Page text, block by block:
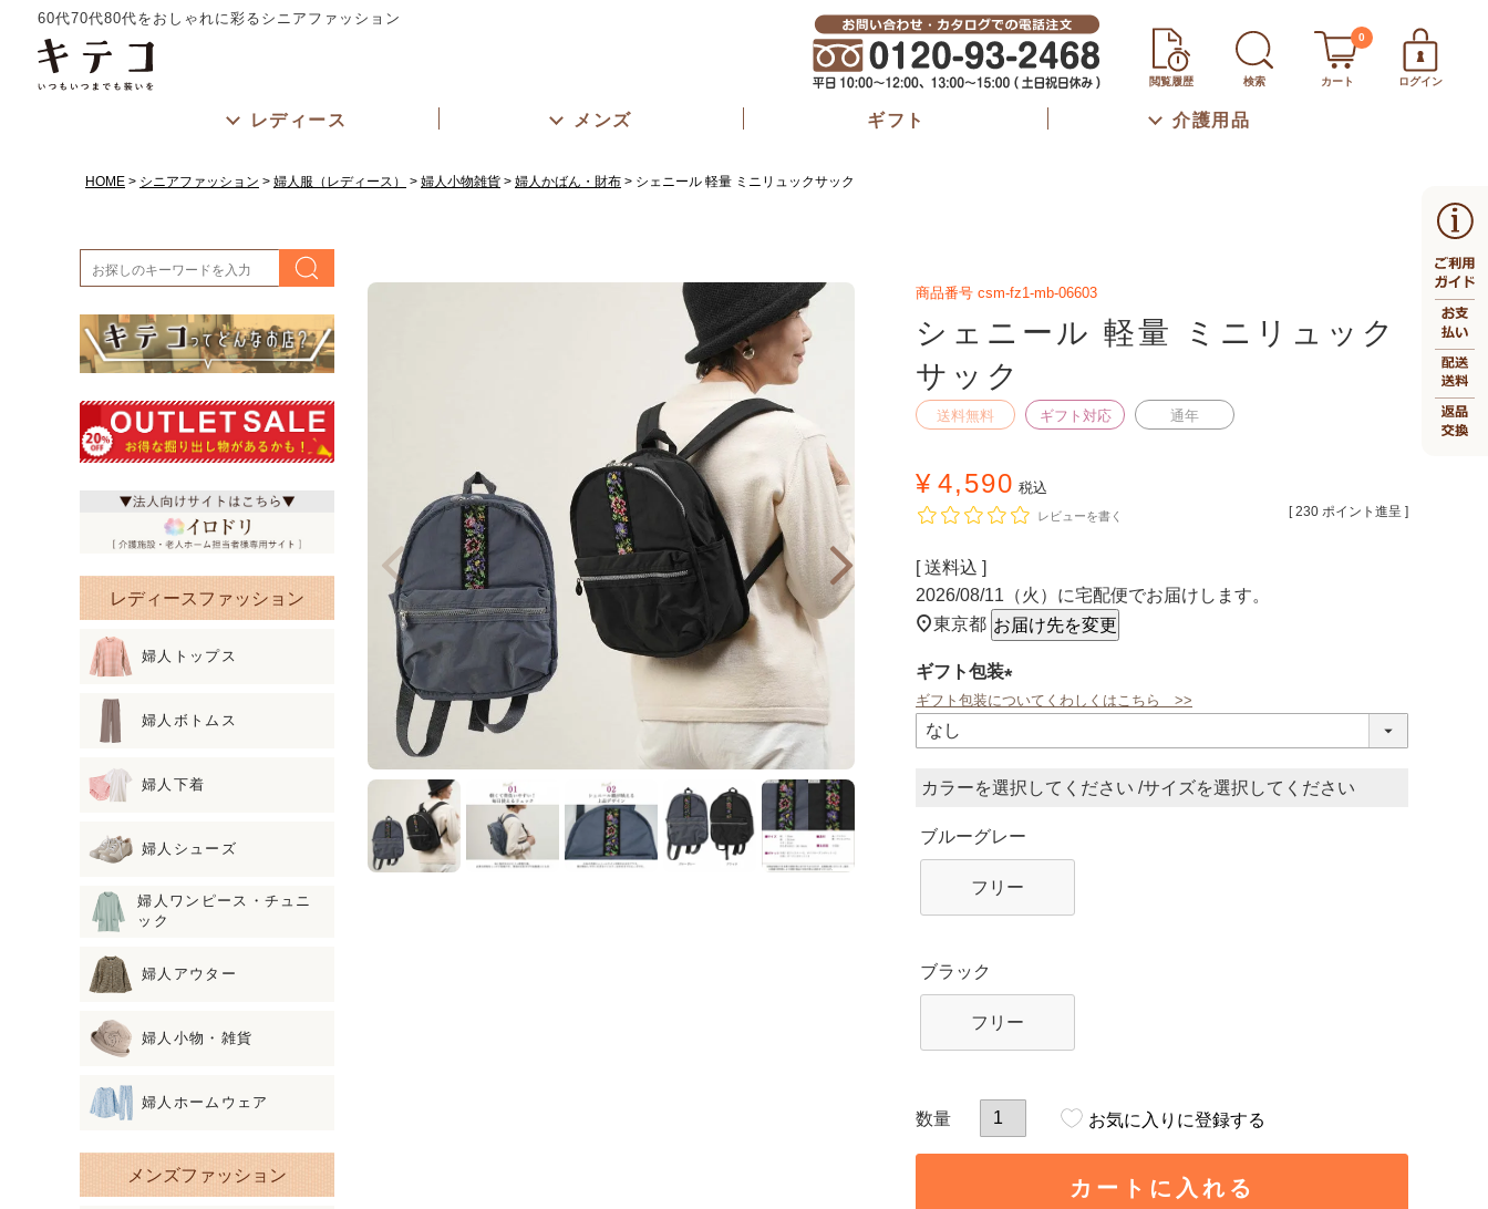
60代70代80代をおしゃれに彩るシニアファッション
閲覧履歴 検索 カート
0
ログイン
レディース メンズ ギフト 介護用品
HOME シニアファッション 婦人服（レディース） 婦人小物雑貨 婦人かばん・財布 シェニール 軽量 ミニリュックサック
レディースファッション
婦人トップス
婦人ボトムス
婦人下着
婦人シューズ
婦人ワンピース・チュニ
ック
婦人アウター
婦人小物・雑貨
婦人ホームウェア
メンズファッション
商品番号 csm-fz1-mb-06603
シェニール 軽量 ミニリュック
サック
送料無料 ギフト対応 通年
¥ 4,590 税込
[ 230 ポイント進呈 ]
レビューを書く
送料込
2026/08/11（火） に宅配便でお届けします。
東京都 お届け先を変更
ギフト包装
(必
ギフト包装についてくわしくはこちら >>
カラー サイズ
ブルーグレー
フリー
ブラック
フリー
お気に入りに登録する
カートに入れる